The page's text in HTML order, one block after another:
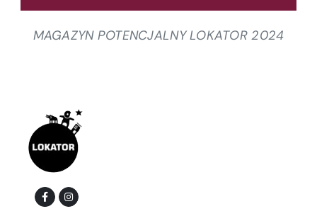
MAGAZYN POTENCJALNY LOKATOR 2024